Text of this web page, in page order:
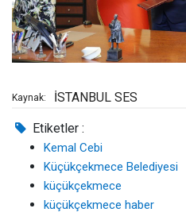
Kaynak: İSTANBUL SES
Etiketler :
Kemal Cebi
Küçükçekmece Belediyesi
küçükçekmece
küçükçekmece haber